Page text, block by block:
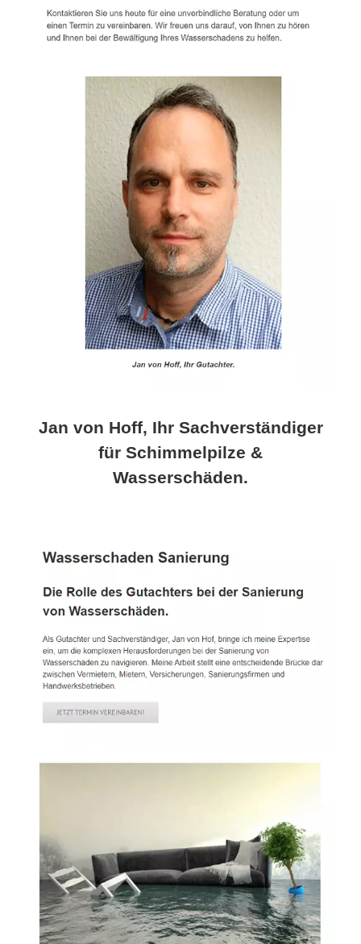
Jan von Hoff, Ihr Sachverständiger
für Schimmelpilze &
Wasserschäden.